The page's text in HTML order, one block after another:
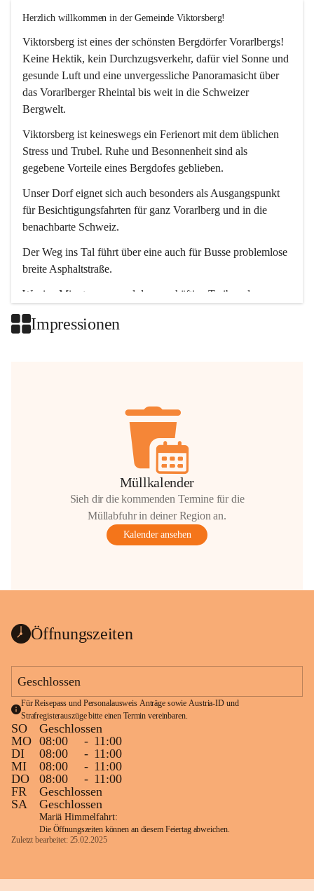
Herzlich willkommen in der Gemeinde Viktorsberg!
Viktorsberg ist eines der schönsten Bergdörfer Vorarlbergs!
Keine Hektik, kein Durchzugsverkehr, dafür viel Sonne und
gesunde Luft und eine unvergessliche Panoramasicht über
das Vorarlberger Rheintal bis weit in die Schweizer
Bergwelt.
Viktorsberg ist keineswegs ein Ferienort mit dem üblichen
Stress und Trubel. Ruhe und Besonnenheit sind als
gegebene Vorteile eines Bergdofes geblieben.
Unser Dorf eignet sich auch besonders als Ausgangspunkt
für Besichtigungsfahrten für ganz Vorarlberg und in die
benachbarte Schweiz.
Der Weg ins Tal führt über eine auch für Busse problemlose
breite Asphaltstraße.
Wenige Minuten nur, und das geschäftige Treiben der
Impressionen
Müllkalender
Sieh dir die kommenden Termine für die
Müllabfuhr in deiner Region an.
Kalender ansehen
Öffnungszeiten
Geschlossen
Für Reisepass und Personalausweis Anträge sowie Austria-ID und
Strafregisterauszüge bitte einen Termin vereinbaren.
SO
Geschlossen
MO 08:00 - 11:00
DI
08:00 - 11:00
MI
08:00 - 11:00
DO
08:00 - 11:00
FR
Geschlossen
SA
Geschlossen
Mariä Himmelfahrt:
Die Öffnungszeiten können an diesem Feiertag abweichen.
Zuletzt bearbeitet: 25.02.2025